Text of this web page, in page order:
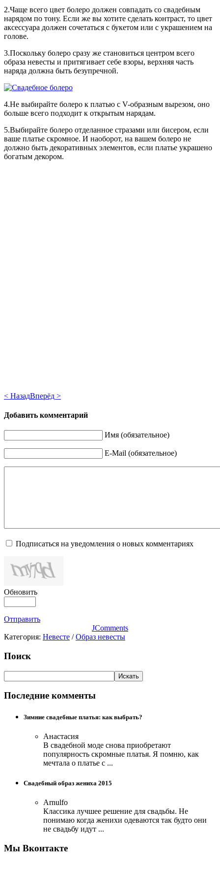
2.Чаще всего цвет болеро должен совпадать со свадебным
нарядом по тону. Если же вы хотите сделать контраст, то цвет
аксессуара должен сочетаться с букетом или с украшением на
голове.
3.Поскольку болеро сразу же становиться центром всего
образа невесты и притягивает себе взоры, верхняя часть
наряда должна быть безупречной.
4.Не выбирайте болеро к платью с V-образным вырезом, оно
больше всего подходит к открытым нарядам.
5.Выбирайте болеро отделанное стразами или бисером, если
ваше платье скромное. И наоборот, на вашем болеро не
должно быть декоративных элементов, если платье украшено
богатым декором.
< НазадВперёд >
Добавить комментарий
Имя (обязательное)
E-Mail (обязательное)
Подписаться на уведомления о новых комментариях
Обновить
Отправить
JComments
Категория: Невесте /Образ невесты
Поиск
Последние комменты
Зимние свадебные платья: как выбрать?
Анастасия
В свадебной моде снова приобретают
популярность скромные платья. Я помню, как
мечтала о платье с ...
Свадебный образ жениха 2015
Arnulfo
Классика лучшее решение для свадьбы. Не
понимаю когда женихи одеваются так будто они
не свадьбу идут ...
Мы Вконтакте